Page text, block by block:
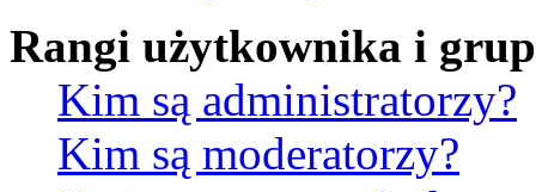
Rangi użytkownika i
Kim są administratorzy?
Kim są moderatorzy?